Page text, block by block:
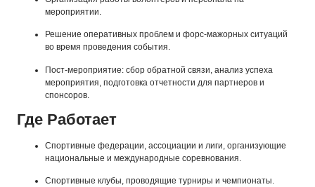
мероприятии.
Решение оперативных проблем и форс-мажорных ситуаций
во время проведения события.
Пост-мероприятие: сбор обратной связи, анализ успеха
мероприятия, подготовка отчетности для партнеров и
спонсоров.
Где Работает
Спортивные федерации, ассоциации и лиги, организующие
национальные и международные соревнования.
Спортивные клубы, проводящие турниры и чемпионаты.